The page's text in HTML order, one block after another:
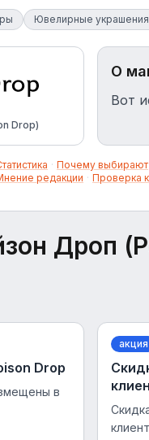
Ювелирные украшения
Drop)
О
Вот
· Почему выбирают
редакции · Проверка
Дроп
Drop
в
акция